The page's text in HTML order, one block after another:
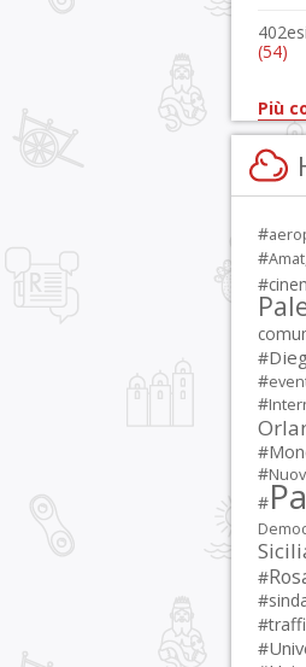
(54)
Più
#
#Amat
#
#
#
#
#
#
#
#
#
#
#